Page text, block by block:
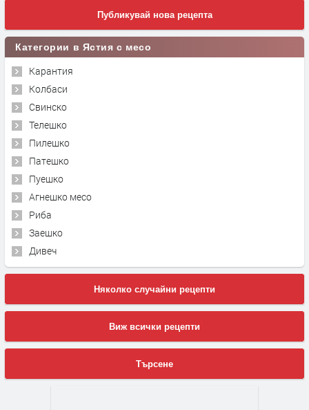
Публикувай нова рецепта
Категории в Ястия с месо
Карантия
Колбаси
Свинско
Телешко
Пилешко
Патешко
Пуешко
Агнешко месо
Риба
Заешко
Дивеч
Няколко случайни рецепти
Виж всички рецепти
Търсене